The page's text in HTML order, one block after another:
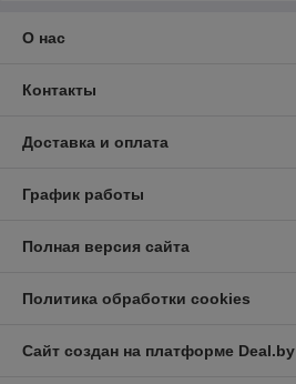
О нас
Контакты
Доставка и оплата
График работы
Полная версия сайта
Политика обработки cookies
Сайт создан на платформе Deal.by